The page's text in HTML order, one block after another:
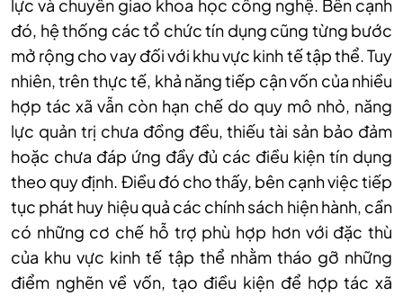
lực và chuyển giao khoa học công nghệ. Bên cạnh
đó, hệ thống các tổ chức tín dụng cũng từng bước
mở rộng cho vay đối với khu vực kinh tế tập thể. Tuy
nhiên, trên thực tế, khả năng tiếp cận vốn của nhiều
hợp tác xã vẫn còn hạn chế do quy mô nhỏ, năng
lực quản trị chưa đồng đều, thiếu tài sản bảo đảm
hoặc chưa đáp ứng đầy đủ các điều kiện tín dụng
theo quy định. Điều đó cho thấy, bên cạnh việc tiếp
tục phát huy hiệu quả các chính sách hiện hành, cần
có những cơ chế hỗ trợ phù hợp hơn với đặc thù
của khu vực kinh tế tập thể nhằm tháo gỡ những
điểm nghẽn về vốn, tạo điều kiện để hợp tác xã